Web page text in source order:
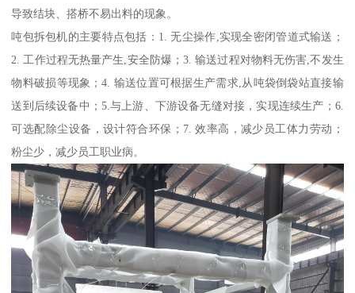
导致结块、搭桥不易出料的现象。
吨包拆包机的主要特点包括：1. 无尘操作,实现全密闭管道式输送；
2. 工作过程无热量产生,安全防爆；3. 输送过程对物料无伤害,不发生
物料破损等现象；4. 输送位置可根据生产需求,从吨袋倒袋站直接输
送到后续设备中；5.与上游、下游设备无缝对接，实现连续生产；6.
可选配除尘设备，设计符合环保；7. 效率高，减少员工体力劳动；
粉尘少，减少员工职业病。